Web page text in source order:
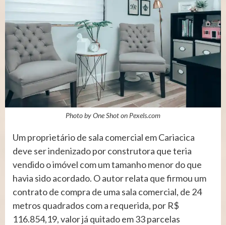
Photo by One Shot on Pexels.com
Um proprietário de sala comercial em Cariacica
deve ser indenizado por construtora que teria
vendido o imóvel com um tamanho menor do que
havia sido acordado. O autor relata que firmou um
contrato de compra de uma sala comercial, de 24
metros quadrados com a requerida, por R$
116.854,19, valor já quitado em 33 parcelas